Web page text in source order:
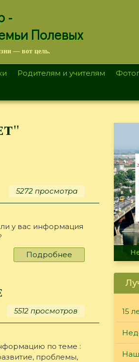
-
Полевых
— вот цель.
Родителям и учителям
5272 просмотра
у вас информация
Подробнее
Социальное
обеспечение
5512 просмотров
по теме :
проблемы,
В
15